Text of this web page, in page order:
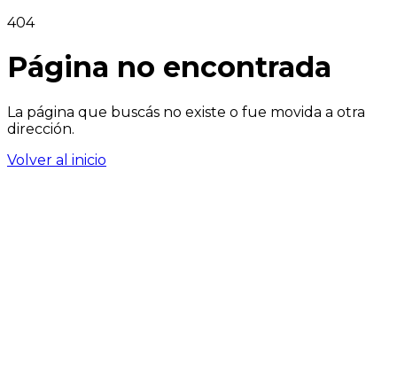
404
Página no encontrada
La página que buscás no existe o fue movida a otra
dirección.
Volver al inicio